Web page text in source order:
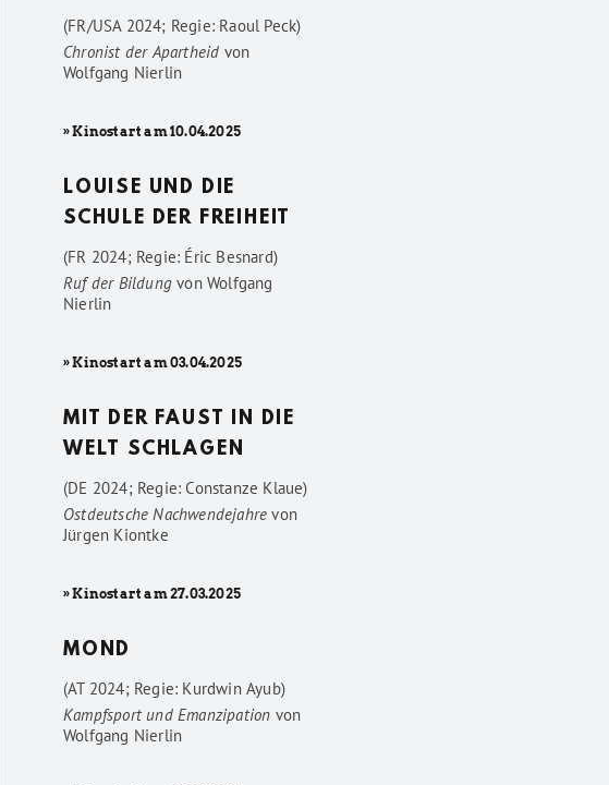
(FR/USA 2024; Regie: Raoul Peck)
Chronist der Apartheid von
Wolfgang Nierlin
» Kinostart am 10.04.2025
LOUISE UND DIE
SCHULE DER FREIHEIT
(FR 2024; Regie: Éric Besnard)
Ruf der Bildungvon Wolfgang
Nierlin
» Kinostart am 03.04.2025
MIT DER FAUST IN DIE
WELT SCHLAGEN
(DE 2024; Regie: Constanze Klaue)
Ostdeutsche Nachwendejahre von
Jürgen Kiontke
» Kinostart am 27.03.2025
MOND
(AT 2024; Regie: Kurdwin Ayub)
Kampfsport und Emanzipation von
Wolfgang Nierlin